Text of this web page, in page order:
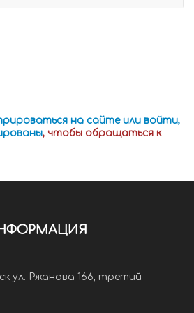
на сайте или войти,
, чтобы обращаться к
ул. Ржанова 166, третий